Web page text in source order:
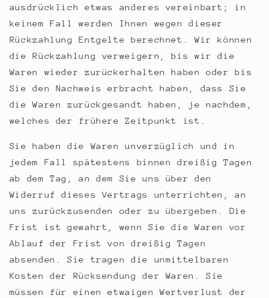
ausdrücklich etwas anderes vereinbart; in
keinem Fall werden Ihnen wegen dieser
Rückzahlung Entgelte berechnet. Wir können
die Rückzahlung verweigern, bis wir die
Waren wieder zurückerhalten haben oder bis
Sie den Nachweis erbracht haben, dass Sie
die Waren zurückgesandt haben, je nachdem,
welches der frühere Zeitpunkt ist.
Sie haben die Waren unverzüglich und in
jedem Fall spätestens binnen dreißig Tagen
ab dem Tag, an dem Sie uns über den
Widerruf dieses Vertrags unterrichten, an
uns zurückzusenden oder zu übergeben. Die
Frist ist gewahrt, wenn Sie die Waren vor
Ablauf der Frist von dreißig Tagen
absenden. Sie tragen die unmittelbaren
Kosten der Rücksendung der Waren. Sie
müssen für einen etwaigen Wertverlust der